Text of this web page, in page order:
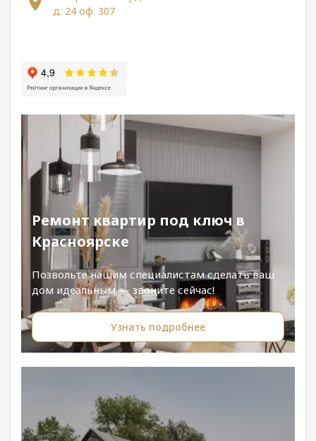
д. 24 оф. 307
Ремонт квартир под ключ в
Красноярске
Позвольте нашим специалистам сделать ваш
дом идеальным — звоните сейчас!
Узнать подробнее